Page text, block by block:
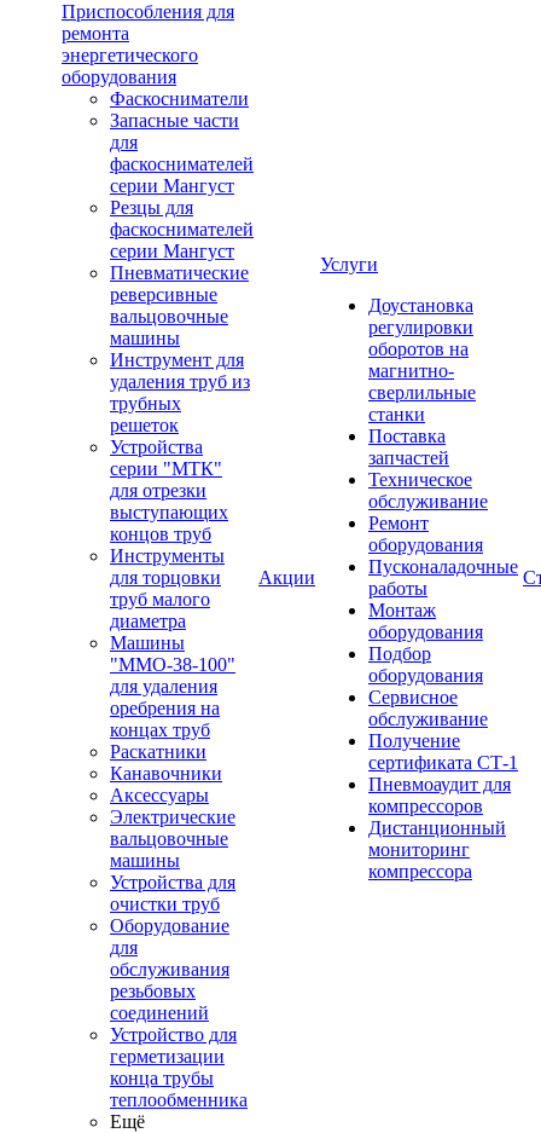
Приспособления для
ремонта
энергетического
оборудования
Фаскосниматели
Запасные части
для
фаскоснимателей
серии Мангуст
Резцы для
фаскоснимателей
серии Мангуст
Пневматические
реверсивные
вальцовочные
машины
Инструмент для
удаления труб из
трубных
решеток
Устройства
серии "МТК"
для отрезки
выступающих
концов труб
Инструменты
для торцовки
труб малого
диаметра
Машины
"ММО-38-100"
для удаления
оребрения на
концах труб
Раскатники
Канавочники
Аксессуары
Электрические
вальцовочные
машины
Устройства для
очистки труб
Оборудование
для
обслуживания
резьбовых
соединений
Устройство для
герметизации
конца трубы
теплообменника
Ещё
Акции
Услуги
Доустановка
регулировки
оборотов на
магнитно-
сверлильные
станки
Поставка
запчастей
Техническое
обслуживание
Ремонт
оборудования
Пусконаладочные
работы
Монтаж
оборудования
Подбор
оборудования
Сервисное
обслуживание
Получение
сертификата СТ-1
Пневмоаудит для
компрессоров
Дистанционный
мониторинг
компрессора